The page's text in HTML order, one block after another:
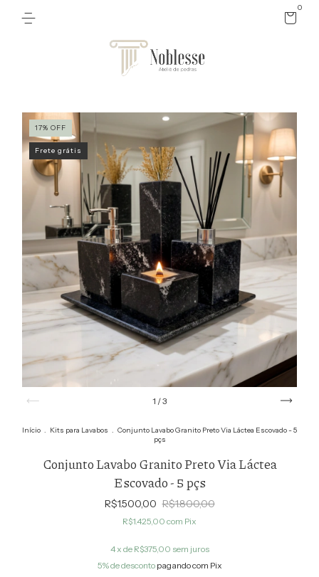
0
17% OFF
Frete grátis
1 /3
Início . Kits para Lavabos . Conjunto Lavabo Granito Preto Via Láctea Escovado - 5
pçs
Conjunto Lavabo Granito Preto Via Láctea
Escovado - 5 pçs
R$1.500,00 R$1.800,00
R$1.425,00 com Pix
4x de R$375,00 sem juros
5% de descontopagando com Pix